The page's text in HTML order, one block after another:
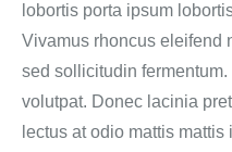
lobortis porta ipsum
Vivamus rhoncus eleifend
sed sollicitudin
volutpat. Donec lacinia
lectus at odio mattis